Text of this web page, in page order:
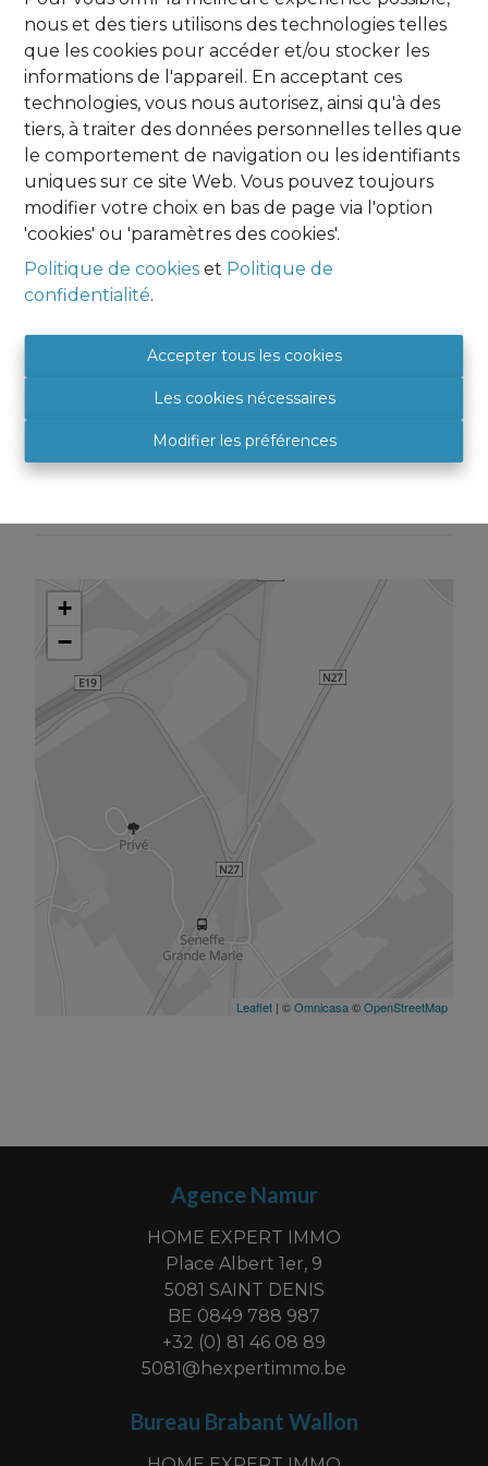
nous et des tiers utilisons des technologies telles
que les cookies pour accéder et/ou stocker les
informations de l'appareil. En acceptant ces
technologies, vous nous autorisez, ainsi qu'à des
tiers, à traiter des données personnelles telles que
le comportement de navigation ou les identifiants
uniques sur ce site Web. Vous pouvez toujours
modifier votre choix en bas de page via l'option
'cookies' ou 'paramètres des cookies'.
Politique de cookies et Politique de
confidentialité.
Accepter tous les cookies
Les cookies nécessaires
Modifier les préférences
et proche des commerces, crèches, école
maternelle et primaire. Exposition arrière
sud-est. Idéal pour les amoureux de la
nature et du calme. Le terrain est
facilement accessible. Cette parcelle vous
garantit un endroit de rêve pour votre
résidence principale ou secondaire ! Les
plans de géomètre font office de référence
en ce qui concerne les délimitations de la
parcelle et non les traits sur les photos -
Pour plus d'informations : 0475.392.444 -
Certificat électrique
Agence Namur
HOME EXPERT IMMO
Place Albert 1er, 9
5081 SAINT DENIS
BE 0849 788 987
+32 (0) 81 46 08 89
5081@hexpertimmo.be
Bureau Brabant Wallon